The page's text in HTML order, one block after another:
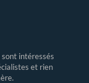
intéressés
et rien